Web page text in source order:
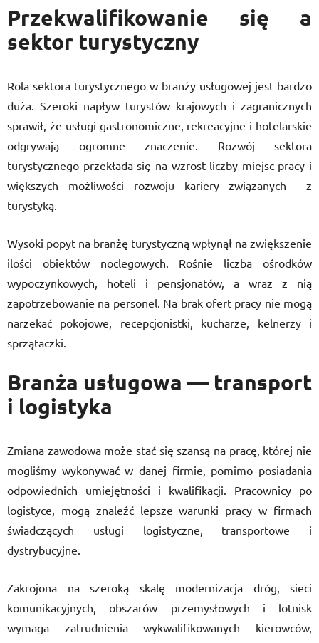
Przekwalifikowanie się a
sektor turystyczny
Rola sektora turystycznego w branży usługowej jest bardzo
duża. Szeroki napływ turystów krajowych i zagranicznych
sprawił, że usługi gastronomiczne, rekreacyjne i hotelarskie
odgrywają ogromne znaczenie. Rozwój sektora
turystycznego przekłada się na wzrost liczby miejsc pracy i
większych możliwości rozwoju kariery związanych z
turystyką.
Wysoki popyt na branżę turystyczną wpłynął na zwiększenie
ilości obiektów noclegowych. Rośnie liczba ośrodków
wypoczynkowych, hoteli i pensjonatów, a wraz z nią
zapotrzebowanie na personel. Na brak ofert pracy nie mogą
narzekać pokojowe, recepcjonistki, kucharze, kelnerzy i
sprzątaczki.
Branża usługowa — transport
i logistyka
Zmiana zawodowa może stać się szansą na pracę, której nie
mogliśmy wykonywać w danej firmie, pomimo posiadania
odpowiednich umiejętności i kwalifikacji. Pracownicy po
logistyce, mogą znaleźć lepsze warunki pracy w firmach
świadczących usługi logistyczne, transportowe i
dystrybucyjne.
Zakrojona na szeroką skalę modernizacja dróg, sieci
komunikacyjnych, obszarów przemysłowych i lotnisk
wymaga zatrudnienia wykwalifikowanych kierowców,